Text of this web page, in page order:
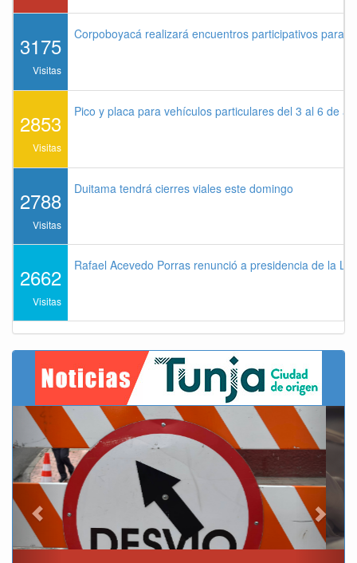
3175
Visitas
Corpoboyacá realizará encuentros participativos para
2853
Visitas
Pico y placa para vehículos particulares del 3 al 6 de
2788
Visitas
Duitama tendrá cierres viales este domingo
2662
Visitas
Rafael Acevedo Porras renunció a presidencia de la
Previous Next